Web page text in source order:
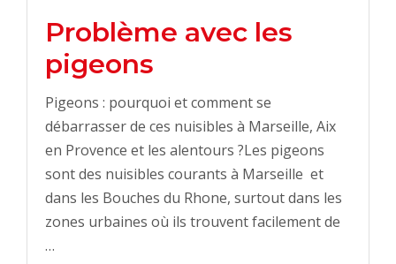
Problème avec les
pigeons
Pigeons : pourquoi et comment se
débarrasser de ces nuisibles à Marseille, Aix
en Provence et les alentours ?Les pigeons
sont des nuisibles courants à Marseille et
dans les Bouches du Rhone, surtout dans les
zones urbaines où ils trouvent facilement de
…